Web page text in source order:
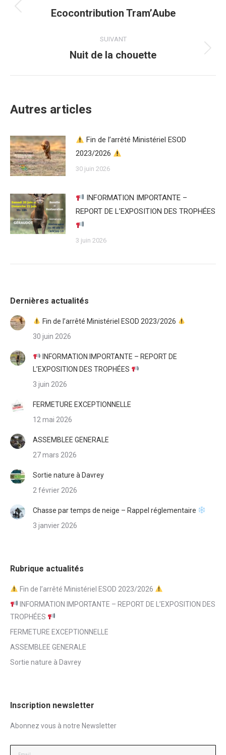
article
Article
:
Ecocontribution Tram’Aube
SUIVANT
Article
Nuit de la chouette
Autres articles
Fin de l’arrêté Ministériel ESOD
2023/2026
30 juin 2026
INFORMATION IMPORTANTE –
REPORT DE L’EXPOSITION DES TROPHÉES
3 juin 2026
Dernières actualités
Fin de l’arrêté Ministériel ESOD 2023/2026
30 juin 2026
INFORMATION IMPORTANTE – REPORT DE
L’EXPOSITION DES TROPHÉES
3 juin 2026
FERMETURE EXCEPTIONNELLE
12 mai 2026
ASSEMBLEE GENERALE
27 mars 2026
Sortie nature à Davrey
2 février 2026
Chasse par temps de neige – Rappel réglementaire
3 janvier 2026
Rubrique actualités
Fin de l’arrêté Ministériel ESOD 2023/2026
INFORMATION IMPORTANTE – REPORT DE L’EXPOSITION DES
TROPHÉES
FERMETURE EXCEPTIONNELLE
ASSEMBLEE GENERALE
Sortie nature à Davrey
Inscription newsletter
Abonnez vous à notre Newsletter